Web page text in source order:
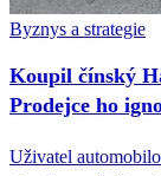
Byznys a strategie
Koupil čínský
Prodejce ho
Uživatel